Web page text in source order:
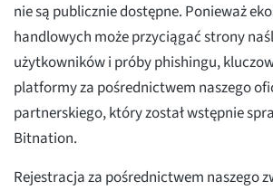
nie są publicznie dostępne. Ponieważ
handlowych może przyciągać strony
użytkowników i próby phishingu,
platformy za pośrednictwem naszego
partnerskiego, który został wstępnie
Bitnation.
Rejestracja za pośrednictwem naszego